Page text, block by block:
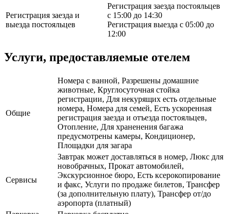
Регистрация заезда и
выезда постояльцев
Регистрация заезда постояльцев
с 15:00 до 14:30
Регистрация выезда с 05:00 до
12:00
Услуги, предоставляемые отелем
Общие
Номера с ванной, Разрешены домашние
животные, Круглосуточная стойка
регистрации, Для некурящих есть отдельные
номера, Номера для семей, Есть ускоренная
регистрация заезда и отъезда постояльцев,
Отопление, Для храненения багажа
предусмотрены камеры, Кондиционер,
Площадки для загара
Сервисы
Завтрак может доставляться в номер, Люкс для
новобрачных, Прокат автомобилей,
Экскурсионное бюро, Есть ксерокопирование
и факс, Услуги по продаже билетов, Трансфер
(за дополнительную плату), Трансфер от/до
аэропорта (платный)